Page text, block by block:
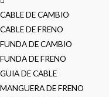
CABLE DE CAMBIO
CABLE DE FRENO
FUNDA DE CAMBIO
FUNDA DE FRENO
GUIA DE CABLE
MANGUERA DE FRENO